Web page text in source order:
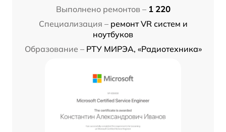
Выполнено ремонтов – 1 220
Специализация – ремонт VR систем и
ноутбуков
Образование – РТУ МИРЭА, «Радиотехника»